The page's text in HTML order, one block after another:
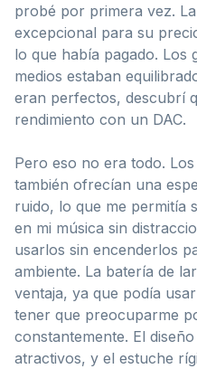
probé por primera vez.
excepcional para su
lo que había pagado. Los
medios estaban
eran perfectos, descubrí
rendimiento con un DAC.
Pero eso no era todo.
también ofrecían una
ruido, lo que me permitía
en mi música sin
usarlos sin encenderlos
ambiente. La batería de
ventaja, ya que podía
tener que preocuparme
constantemente. El
atractivos, y el estuche